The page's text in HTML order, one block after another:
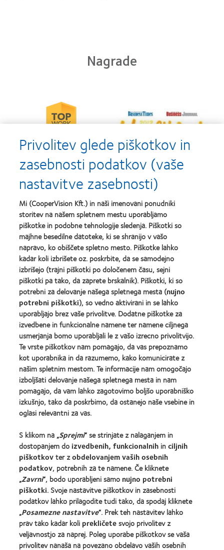
Nagrade
Learn
more
about
2010
Top
Workplaces
in
Bay
Learn
more
2012
&
2011
Healthiest
in
the
Bay
Area
Learn
more
about
Contact
Lens
Product
of
the
Year
Learn
more
about
Silmo
d’Or
best
product
award
with
MyDay™
Learn
more
about
Hermes
Creative
Awards
Learn
more
about
EyeVote
Readers’
Choice
Awards
Naši izdelki
Poiščite svoje kontaktne leče
Tehnologija kontaktnih leč
Najdite Optika
Nov uporabnik
Izkušen uporabnik
O družbi CooperVision
Zaposlitev pri družbi CooperVision
Središče za novice
Stik z nami
Privolitev glede piškotkov in
zasebnosti podatkov (vaše
nastavitve zasebnosti)
Mi (CooperVision Kft.) in naši imenovani ponudniki
storitev na našem spletnem mestu uporabljamo
piškotke in podobne tehnologije sledenja. Piškotki so
majhne besedilne datoteke, ki se shranijo v vašo
napravo, ko obiščete spletno mesto. Piškotke lahko
kadar koli izbrišete oz. poskrbite, da se samodejno
izbrišejo (trajni piškotki po določenem času, sejni
piškotki pa tako, da zaprete brskalnik). Piškotki, ki so
potrebni za delovanje našega spletnega mesta (nujno
potrebni piškotki), so vedno aktivirani in se lahko
uporabljajo brez vaše privolitve. Dodatne piškotke za
izvedbene in funkcionalne namene ter namene ciljnega
usmerjanja bomo uporabljali le z vašo izrecno privolitvijo.
Te vrste piškotkov nam pomagajo, da vas prepoznamo
kot uporabnika in da razumemo, kako komunicirate z
našim spletnim mestom. Te informacije nam omogočajo
izboljšati delovanje našega spletnega mesta in nam
pomagajo, da vam lahko zagotovimo boljšo uporabniško
izkušnjo, tako da poskrbimo, da ostanejo naše vsebine in
oglasi relevantni za vas.
S klikom na „Sprejmi“ se strinjate z nalaganjem in
dostopanjem do izvedbenih, funkcionalnih inciljnih
piškotkovter zobdelovanjem vaših osebnih
podatkov, potrebnih za te namene. Če kliknete
„Zavrni“, bodo uporabljeni samo nujno potrebni
piškotki. Svoje nastavitve piškotkov in zasebnosti
podatkov lahko prilagodite tudi tako, da spodaj kliknete
„Posamezne nastavitve“. Prek teh nastavitev lahko
prav tako kadar koli prekličetesvojo privolitev z
veljavnostjo za naprej. Poleg uporabe piškotkov se vaša
privolitev nanaša na povezano obdelavo vaših osebnih